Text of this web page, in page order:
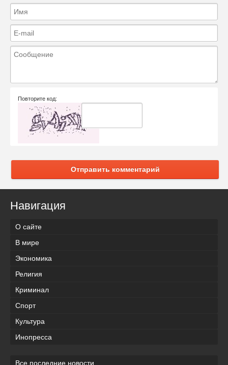
Повторите код:
Отправить комментарий
Навигация
О сайте
В мире
Экономика
Религия
Криминал
Спорт
Культура
Инопресса
Все последние новости